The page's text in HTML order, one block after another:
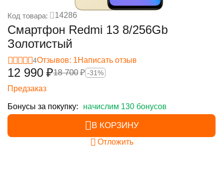
Код товара: 14286
Смартфон Redmi 13 8/256Gb
Золотистый
4Отзывов: 1Написать отзыв
12 990 ₽18 700 ₽ -31%
Предзаказ
Бонусы за покупку: начислим 130 бонусов
В КОРЗИНУ
Отложить